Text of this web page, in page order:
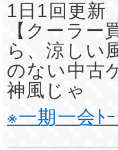
1日1回更
【クーラー
ら、涼しい
のない中古
神風じゃ
※一期一会ﾄ